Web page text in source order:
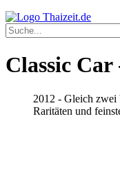
Classic
2012 - Gleich zwei
Raritäten und